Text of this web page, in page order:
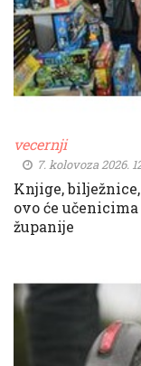
vecernji
7. kolovoza 2026.
Knjige,
ovo će
županije